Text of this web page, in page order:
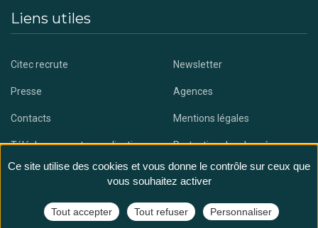
Liens utiles
Citec recrute Newsletter
Presse Agences
Contacts Mentions légales
Téléchargez notre application Protection des données
@ Citec - All rights reserved
Ce site utilise des cookies et vous donne le contrôle sur ceux que
vous souhaitez activer
Tout accepter Tout refuser Personnaliser